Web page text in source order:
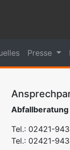
Presse
Abfallberatung
Tel.: 02421-
Tel.: 02421-